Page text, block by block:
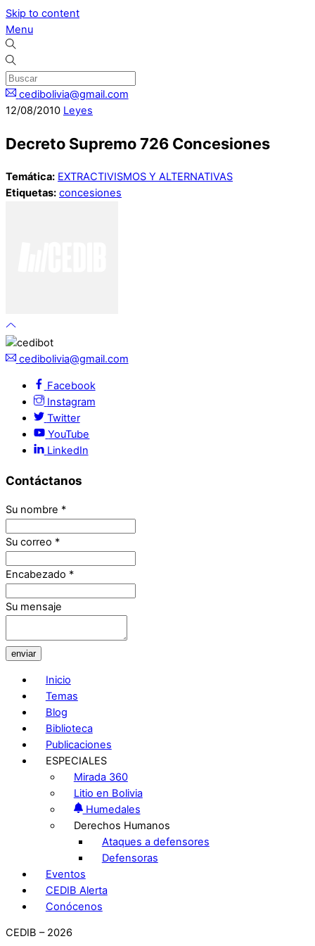
Skip to content
Menu
cedibolivia@gmail.com
12/08/2010 Leyes
Decreto Supremo 726 Concesiones
Temática: EXTRACTIVISMOS Y ALTERNATIVAS
Etiquetas: concesiones
cedibolivia@gmail.com
Facebook
Instagram
Twitter
YouTube
LinkedIn
Contáctanos
Su nombre *
Su correo *
Encabezado *
Su mensaje
enviar
Inicio
Temas
Blog
Biblioteca
Publicaciones
ESPECIALES
Mirada 360
Litio en Bolivia
Humedales
Derechos Humanos
Ataques a defensores
Defensoras
Eventos
CEDIB Alerta
Conócenos
CEDIB – 2026